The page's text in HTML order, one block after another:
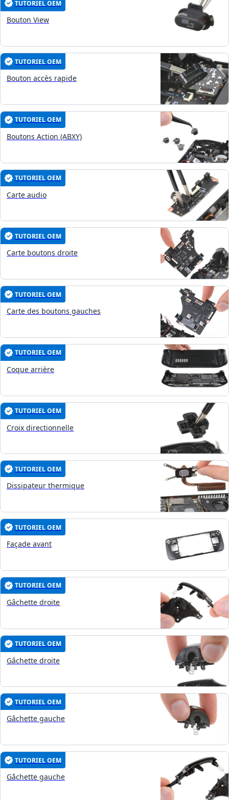
TUTORIEL OEM
Bouton View
TUTORIEL OEM
Bouton accès rapide
TUTORIEL OEM
Boutons Action (ABXY)
TUTORIEL OEM
Carte audio
TUTORIEL OEM
Carte boutons droite
TUTORIEL OEM
Carte des boutons gauches
TUTORIEL OEM
Coque arrière
TUTORIEL OEM
Croix directionnelle
TUTORIEL OEM
Dissipateur thermique
TUTORIEL OEM
Façade avant
TUTORIEL OEM
Gâchette droite
TUTORIEL OEM
Gâchette droite
TUTORIEL OEM
Gâchette gauche
TUTORIEL OEM
Gâchette gauche